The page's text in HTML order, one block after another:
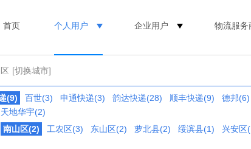
首页 个人用户 企业用户 物流服务
[切换城市]
(9) 百世(3) 申通快递(3) 韵达快递(28) 顺丰快递(9) 德邦(6)
天地华宇(2)
南山区(2) 工农区(3) 东山区(2) 萝北县(2) 绥滨县(1)
兴安区